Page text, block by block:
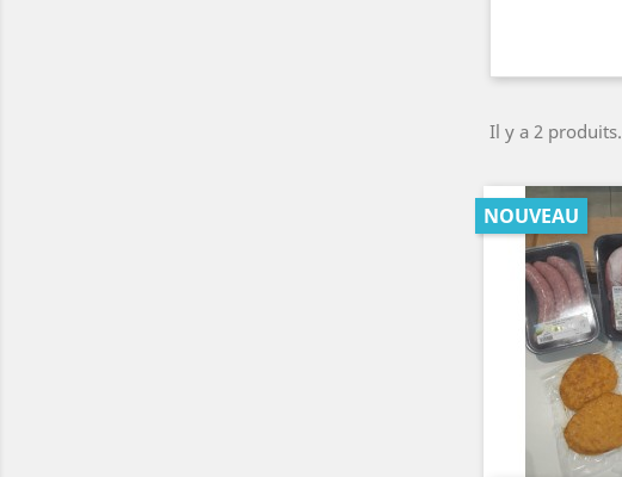
Il y a 2 produits.
NOUVEAU